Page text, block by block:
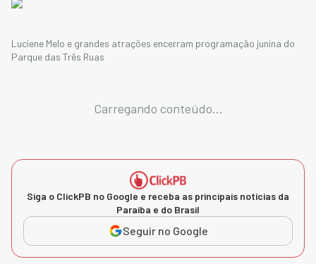
Luciene Melo e grandes atrações encerram programação junina do
Parque das Três Ruas
Carregando conteúdo...
Siga o ClickPB no Google e receba as principais notícias da
Paraíba e do Brasil
Seguir no Google